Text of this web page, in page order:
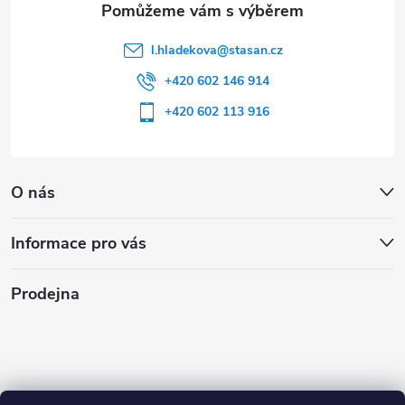
O nás
Informace pro vás
l.hladekova@stasan.cz
+420 602 146 914
+420 602 113 916
Prodejna